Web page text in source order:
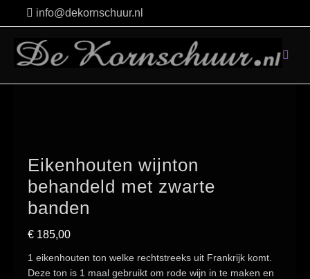
to
content
info@dekornschuur.nl
Eikenhouten wijnton
behandeld met zwarte
banden
€ 185,00
1 eikenhouten ton welke rechtstreeks uit Frankrijk komt.
Deze ton is 1 maal gebruikt om rode wijn in te maken en